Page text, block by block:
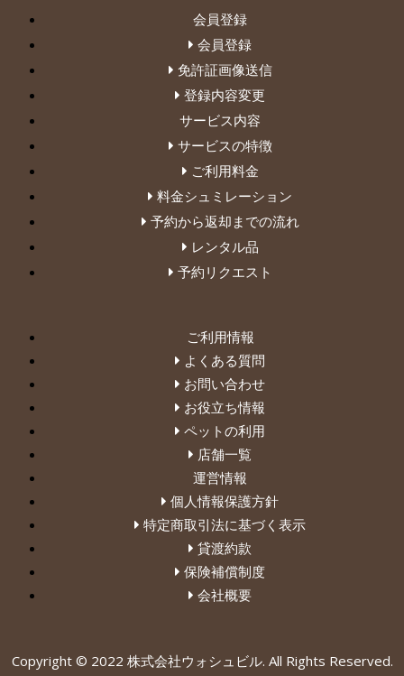
会員登録
会員登録
免許証画像送信
登録内容変更
サービス内容
サービスの特徴
ご利用料金
料金シュミレーション
予約から返却までの流れ
レンタル品
予約リクエスト
ご利用情報
よくある質問
お問い合わせ
お役立ち情報
ペットの利用
店舗一覧
運営情報
個人情報保護方針
特定商取引法に基づく表示
貸渡約款
保険補償制度
会社概要
Copyright © 2022 株式会社ウォシュビル. All Rights Reserved.